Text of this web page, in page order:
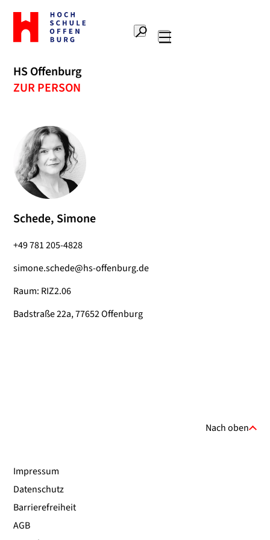
Zur
Startseite
Hochschule
Suche
HS Offenburg
ZUR PERSON
Schede, Simone
+49 781 205-4828
simone.schede@hs-offenburg.de
Raum: RIZ2.06
Badstraße 22a, 77652 Offenburg
Nach oben
Impressum
Datenschutz
Barrierefreiheit
AGB